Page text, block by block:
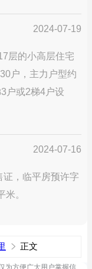
2024-07-19
层的小高层住宅
户，主力户型约
户或2梯4户设
2024-07-16
，临平房预许字
。
正文
为方便广大用户掌握信